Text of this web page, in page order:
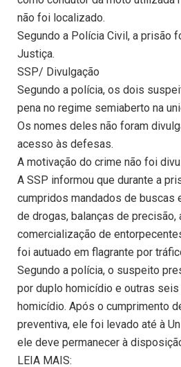
não foi localizado.
Segundo a Polícia Civil, a prisão
Justiça.
SSP/ Divulgação
Segundo a polícia, os dois
pena no regime semiaberto na
Os nomes deles não foram
acesso às defesas.
A motivação do crime não foi
A SSP informou que durante a
cumpridos mandados de buscas
de drogas, balanças de
comercialização de
foi autuado em flagrante por
Segundo a polícia, o suspeito
por duplo homicídio e outras
homicídio. Após o cumprimento
preventiva, ele foi levado até à
ele deve permanecer à
LEIA MAIS: